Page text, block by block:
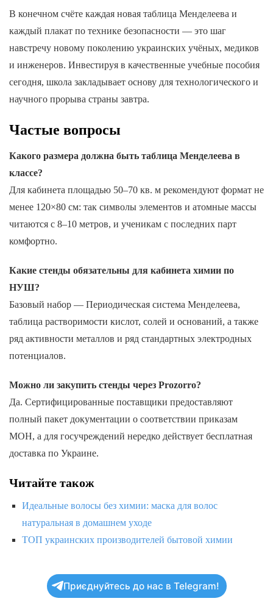
В конечном счёте каждая новая таблица Менделеева и
каждый плакат по технике безопасности — это шаг
навстречу новому поколению украинских учёных, медиков
и инженеров. Инвестируя в качественные учебные пособия
сегодня, школа закладывает основу для технологического и
научного прорыва страны завтра.
Частые вопросы
Какого размера должна быть таблица Менделеева в
классе?
Для кабинета площадью 50–70 кв. м рекомендуют формат не
менее 120×80 см: так символы элементов и атомные массы
читаются с 8–10 метров, и ученикам с последних парт
комфортно.
Какие стенды обязательны для кабинета химии по
НУШ?
Базовый набор — Периодическая система Менделеева,
таблица растворимости кислот, солей и оснований, а также
ряд активности металлов и ряд стандартных электродных
потенциалов.
Можно ли закупить стенды через Prozorro?
Да. Сертифицированные поставщики предоставляют
полный пакет документации о соответствии приказам
МОН, а для госучреждений нередко действует бесплатная
доставка по Украине.
Читайте також
Идеальные волосы без химии: маска для волос
натуральная в домашнем уходе
ТОП украинских производителей бытовой химии
Приєднуйтесь до нас в Telegram!